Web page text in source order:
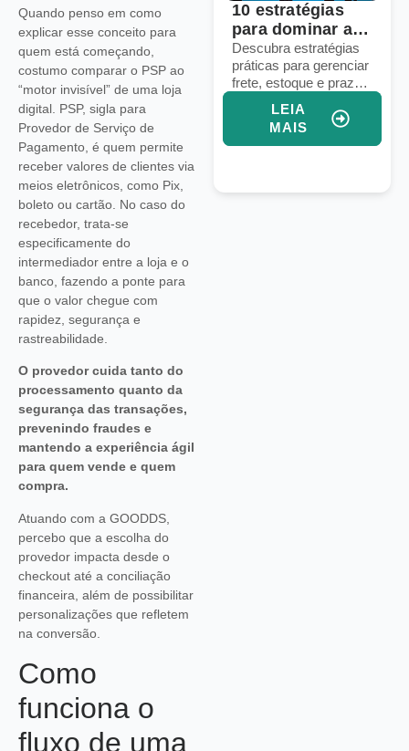
Quando penso em como
explicar esse conceito para
quem está começando,
costumo comparar o PSP ao
“motor invisível” de uma loja
digital. PSP, sigla para
Provedor de Serviço de
Pagamento, é quem permite
receber valores de clientes via
meios eletrônicos, como Pix,
boleto ou cartão. No caso do
recebedor, trata-se
especificamente do
intermediador entre a loja e o
banco, fazendo a ponte para
que o valor chegue com
rapidez, segurança e
rastreabilidade.
O provedor cuida tanto do
processamento quanto da
segurança das transações,
prevenindo fraudes e
mantendo a experiência ágil
para quem vende e quem
compra.
Atuando com a GOODDS,
percebo que a escolha do
provedor impacta desde o
checkout até a conciliação
financeira, além de possibilitar
personalizações que refletem
na conversão.
Como
funciona o
fluxo de uma
Voice commerce:
seu e-commerce
está pronto para
vendas por voz?
Descubra como
preparar seu e-
commerce para
vendas por voz e
aumentar conversões
com assistentes
virtuais e IA integrada.
LEIA
MAIS
10 estratégias
para dominar a
logística em
marketplaces
globais
Descubra estratégias
práticas para gerenciar
frete, estoque e prazos
em marketplaces
globais e aumentar
suas vendas
LEIA
MAIS